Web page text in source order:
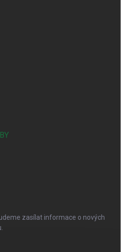
zasílat informace o nových